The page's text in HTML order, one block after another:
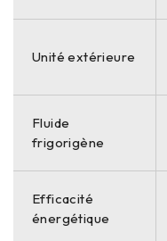
Unité extérieure
Fluide
frigorigène
Efficacité
énergétique